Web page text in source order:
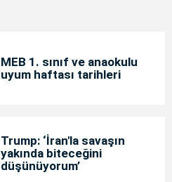
MEB 1. sınıf ve anaokulu
uyum haftası tarihleri
Trump: ‘İran'la savaşın
yakında biteceğini
düşünüyorum’